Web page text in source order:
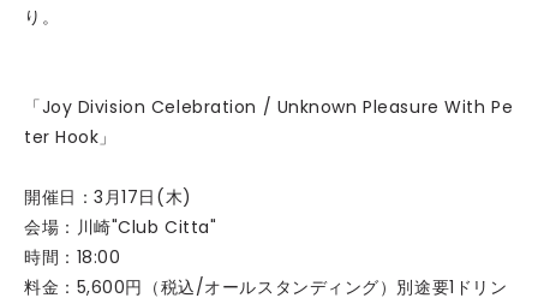
り。
「Joy Division Celebration / Unknown Pleasure With Pe
ter Hook」
開催日：3月17日(木)
会場：川崎"Club Citta"
時間：18:00
料金：5,600円（税込/オールスタンディング）別途要1ドリン